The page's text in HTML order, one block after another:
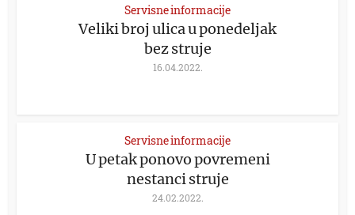
Servisne informacije
Veliki broj ulica u ponedeljak
bez struje
16.04.2022.
Servisne informacije
U petak ponovo povremeni
nestanci struje
24.02.2022.